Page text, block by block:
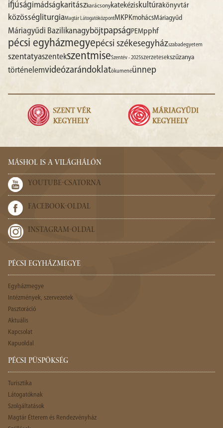
ifjúságimádságkaritászkarácsonykatekéziskultúrakönyvtár
közösségliturgiaMagtár LátogatóközpontMKPKmohácsMáriagyűd
Máriagyűdi BazilikanagyböjtpapságPEMpphf
pécsi egyházmegyepécsi székesegyházszabadegyetem
szentatyaszentekszentmiseSzentév - 2025szerzetesekszűzanya
történelemvideózarándoklatökumenéünnep
MÁSHOL IS A VILÁGHÁLÓN
YOUTUBE-CSATORNA
FACEBOOK-OLDAL
INSTAGRAM-OLDAL
PÉCSI EGYHÁZMEGYE
Egyházmegye
Intézmények, szervezetek
Pasztoráció
Aktuális
Kapcsolat
Kapuoldal
PÉCSI PÜSPÖKSÉG
Turisztika
Látogatóknak
Szolgáltatások
Magtár Étterem és Rendezvényház